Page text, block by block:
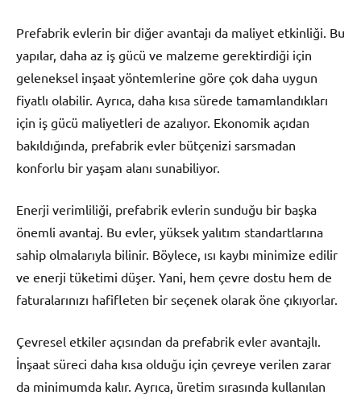
Prefabrik evlerin bir diğer avantajı da maliyet etkinliği. Bu
yapılar, daha az iş gücü ve malzeme gerektirdiği için
geleneksel inşaat yöntemlerine göre çok daha uygun
fiyatlı olabilir. Ayrıca, daha kısa sürede tamamlandıkları
için iş gücü maliyetleri de azalıyor. Ekonomik açıdan
bakıldığında, prefabrik evler bütçenizi sarsmadan
konforlu bir yaşam alanı sunabiliyor.
Enerji verimliliği, prefabrik evlerin sunduğu bir başka
önemli avantaj. Bu evler, yüksek yalıtım standartlarına
sahip olmalarıyla bilinir. Böylece, ısı kaybı minimize edilir
ve enerji tüketimi düşer. Yani, hem çevre dostu hem de
faturalarınızı hafifleten bir seçenek olarak öne çıkıyorlar.
Çevresel etkiler açısından da prefabrik evler avantajlı.
İnşaat süreci daha kısa olduğu için çevreye verilen zarar
da minimumda kalır. Ayrıca, üretim sırasında kullanılan